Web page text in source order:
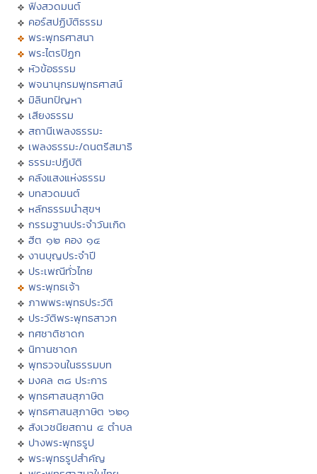
ฟังสวดมนต์
คอร์สปฏิบัติธรรม
พระพุทธศาสนา
พระไตรปิฏก
หัวข้อธรรม
พจนานุกรมพุทธศาสน์
มิลินทปัญหา
เสียงธรรม
สถานีเพลงธรรมะ
เพลงธรรมะ/ดนตรีสมาธิ
ธรรมะปฏิบัติ
คลังแสงแห่งธรรม
บทสวดมนต์
หลักธรรมนำสุขฯ
กรรมฐานประจำวันเกิด
ฮีต ๑๒ คอง ๑๔
งานบุญประจำปี
ประเพณีทั่วไทย
พระพุทธเจ้า
ภาพพระพุทธประวัติ
ประวัติพระพุทธสาวก
ทศชาติชาดก
นิทานชาดก
พุทธวจนในธรรมบท
มงคล ๓๘ ประการ
พุทธศาสนสุภาษิต
พุทธศาสนสุภาษิต ๖๒๑
สังเวชนียสถาน ๔ ตำบล
ปางพระพุทธรูป
พระพุทธรูปสำคัญ